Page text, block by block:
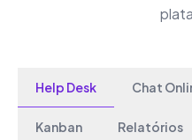
Help Desk Chat
Kanban Relatórios